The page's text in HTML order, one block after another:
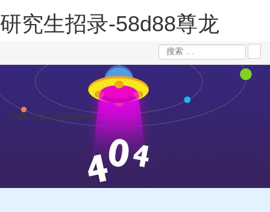
研究生招录-58d88尊龙
58d88尊龙-凯时88kb88